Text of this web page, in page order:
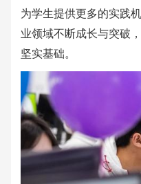
为学生提供更多的实践
业领域不断成长与突破
坚实基础。